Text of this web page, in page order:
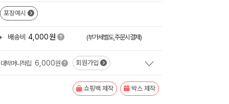
포장예시
배송비 4,000원 (부가세별도,주문시결제)
대박머니적립 6,000원 회원가입
쇼핑백 제작 박스 제작